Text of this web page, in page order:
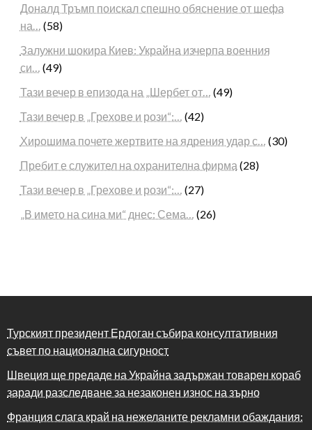
Доналд Тръмп поискал спешно обяснение от шефа
на… (58)
Залужни шокира Киев: Украйна изчерпа военния
си… (49)
Тази вечер в епизода на „Шербет от… (49)
Тази вечер в „Грехове и рози“:… (42)
Хирошима почете жертвите на ядрения удар с… (30)
Пребит е служител на охранителна фирма (28)
Тази вечер в „Грехове и рози“:… (27)
„В името на сина ми“ днес: Сема… (26)
Турският президент Ердоган събира консултативния
съвет по национална сигурност
Швеция ще предаде на Украйна задържан товарен кораб
заради разследване за незаконен износ на зърно
Франция слага край на нежеланите рекламни обаждания: